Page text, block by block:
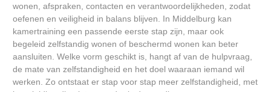
wonen, afspraken, contacten en verantwoordelijkheden, zodat
oefenen en veiligheid in balans blijven. In Middelburg kan
kamertraining een passende eerste stap zijn, maar ook
begeleid zelfstandig wonen of beschermd wonen kan beter
aansluiten. Welke vorm geschikt is, hangt af van de hulpvraag,
de mate van zelfstandigheid en het doel waaraan iemand wil
werken. Zo ontstaat er stap voor stap meer zelfstandigheid, met